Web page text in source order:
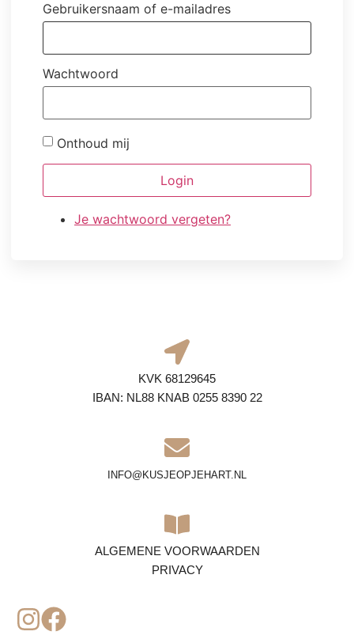
Gebruikersnaam of e-mailadres
Wachtwoord
Onthoud mij
Login
Je wachtwoord vergeten?
KVK 68129645
IBAN: NL88 KNAB 0255 8390 22
INFO@KUSJEOPJEHART.NL
ALGEMENE VOORWAARDEN
PRIVACY